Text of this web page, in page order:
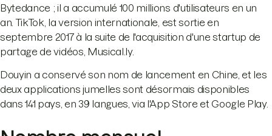
Bytedance ; il a accumulé 100 millions d'utilisateurs en un
an. TikTok, la version internationale, est sortie en
septembre 2017 à la suite de l'acquisition d'une startup de
partage de vidéos, Musical.ly.
Douyin a conservé son nom de lancement en Chine, et les
deux applications jumelles sont désormais disponibles
dans 141 pays, en 39 langues, via l'App Store et Google Play.